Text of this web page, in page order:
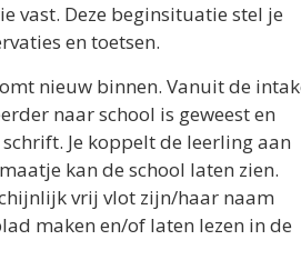
vast. Deze beginsituatie stel je
en toetsen.
nieuw binnen. Vanuit de
naar school is geweest en
Je koppelt de leerling aan
kan de school laten zien.
vrij vlot zijn/haar naam
maken en/of laten lezen in de